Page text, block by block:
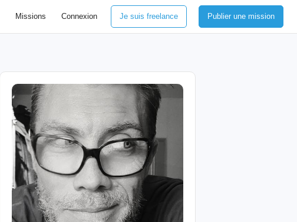
Missions Connexion Je suis freelance Publier une mission